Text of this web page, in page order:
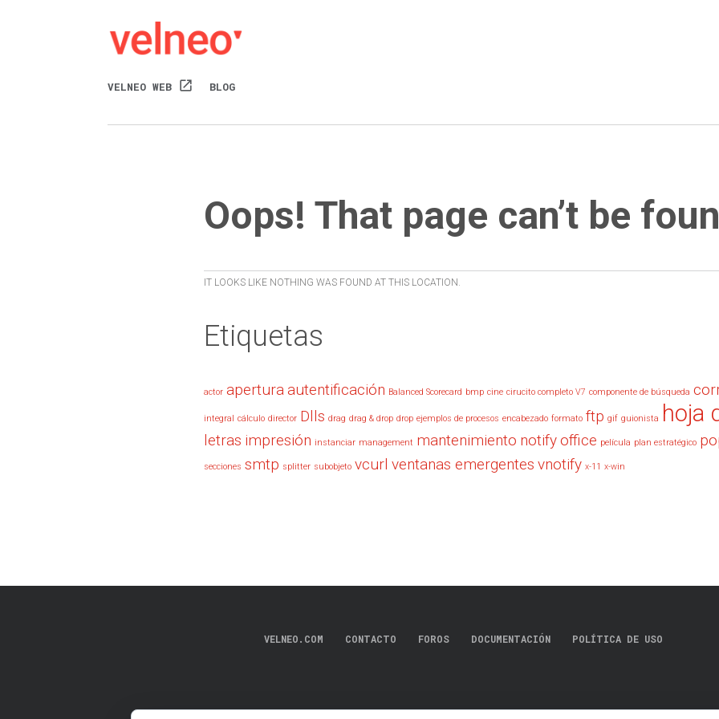
VELNEO WEB open_in_new BLOG
Oops! That page can’t be
IT LOOKS LIKE NOTHING WAS FOUND AT THIS LOCATION.
Etiquetas
actor apertura autentificación Balanced Scorecard bmp cine cirucito completo V7 componente de búsqueda
integral cálculo director Dlls drag drag & drop drop ejemplos de procesos encabezado formato ftp gif guionista hoja
letras impresión instanciar management mantenimiento notifyoffice película plan estratégico
secciones smtp splitter subobjeto vcurl ventanas emergentes vnotify x-11 x-win
VELNEO.COM CONTACTO FOROS DOCUMENTACIÓN POLÍTICA DE USO